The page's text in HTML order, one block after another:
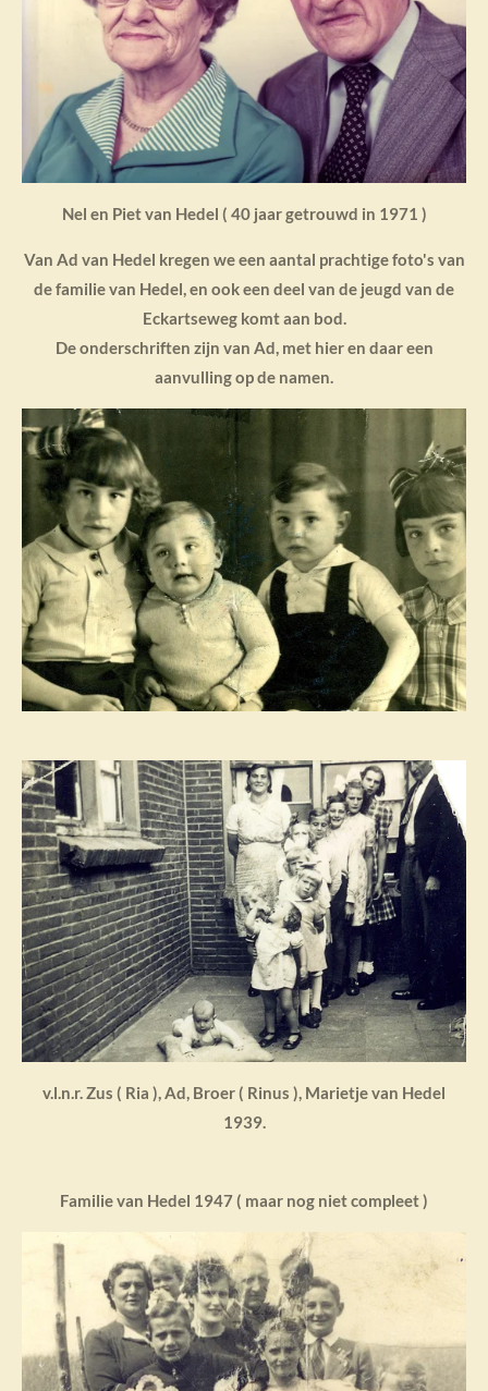
Nel en Piet van Hedel ( 40 jaar getrouwd in 1971 )
Van Ad van Hedel kregen we een aantal prachtige foto's van
de familie van Hedel, en ook een deel van de jeugd van de
Eckartseweg komt aan bod.
De onderschriften zijn van Ad, met hier en daar een
aanvulling op de namen.
v.l.n.r. Zus ( Ria ), Ad, Broer ( Rinus ), Marietje van Hedel
1939.
Familie van Hedel 1947 ( maar nog niet compleet )